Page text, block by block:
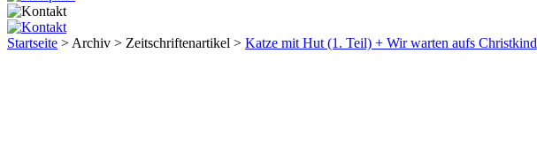
Startseite > Archiv > Zeitschriftenartikel > Katze mit Hut (1. Teil) + Wir warten aufs Christkind